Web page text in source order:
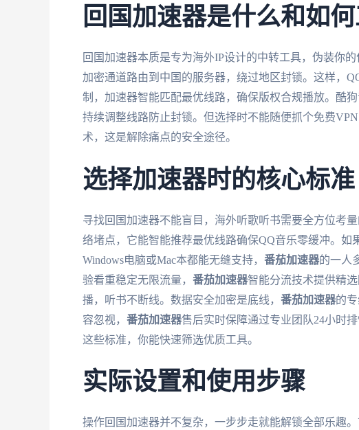
回国加速器是什么和如
回国加速器本质是专为海外IP设计的中转工具，伪装你
加密通道路由到中国的服务器，绕过地区封锁。这样，
制，加速器智能匹配最优线路，确保版权合规播放。酷
持续调整线路防止封锁。但选择时不能随便抓个免费
术，这是解除痛点的安全途径。
选择加速器时的核心标准
寻找回国加速器不能盲目，海外听歌听书需要全方位考量
络堵点，它能智能推荐最优线路确保QQ音乐零缓冲。如
Windows电脑或Mac本都能无缝支持， 番茄加速器的一人
验看重稳定无限流量， 番茄加速器智能分流技术提供精
播，听书不断线。数据安全加密是底线， 番茄加速器的
容忽视， 番茄加速器售后实时保障通过专业团队24小时
这些标准，你能快速筛选优质工具。
实际设置和使用步骤
操作回国加速器并不复杂，一步步走就能解锁全部乐趣